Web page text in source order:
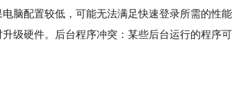
配置较低，可能无法满足快速登录所需的性能
级硬件。后台程序冲突：某些后台运行的程序可